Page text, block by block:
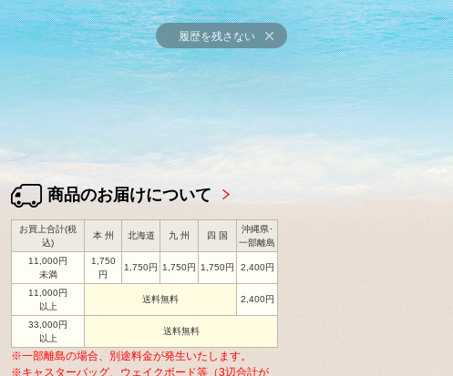
履歴を残さない
商品のお届けについて
お買上合計(税
込)
本 州 北海道 九 州 四 国
沖縄県･
一部離島
11,000円
未満
1,750
円
1,750円 1,750円 1,750円 2,400円
11,000円
以上
送料無料 2,400円
33,000円
以上
送料無料
※一部離島の場合、別途料金が発生いたします。
※キャスターバッグ、ウェイクボード等（3辺合計が